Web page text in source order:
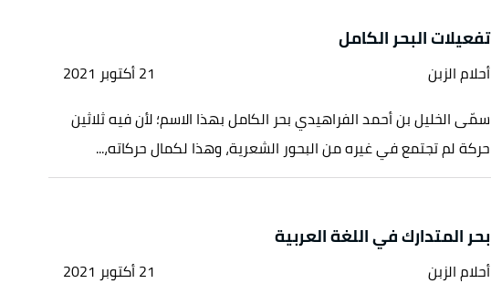
تفعيلات البحر الكامل
أحلام الزبن
21 أكتوبر 2021
سمّى الخليل بن أحمد الفراهيدي بحر الكامل بهذا الاسم؛ لأن فيه ثلاثين
حركة لم تجتمع في غيره من البحور الشعرية، وهذا لكمال حركاته،...
بحر المتدارك في اللغة العربية
أحلام الزبن
21 أكتوبر 2021